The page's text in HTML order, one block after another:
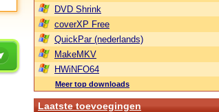
DVD Shrink
coverXP Free
QuickPar (nederlands)
MakeMKV
HWiNFO64
Meer top downloads
Laatste toevoegingen